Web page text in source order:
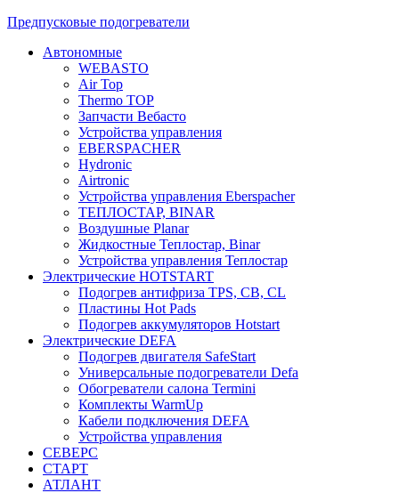
Предпусковые подогреватели
Автономные
WEBASTO
Air Top
Thermo TOP
Запчасти Вебасто
Устройства управления
EBERSPACHER
Hydronic
Airtronic
Устройства управления Eberspacher
ТЕПЛОСТАР, BINAR
Воздушные Planar
Жидкостные Теплостар, Binar
Устройства управления Теплостар
Электрические HOTSTART
Подогрев антифриза TPS, CB, CL
Пластины Hot Pads
Подогрев аккумуляторов Hotstart
Электрические DEFA
Подогрев двигателя SafeStart
Универсальные подогреватели Defa
Обогреватели салона Termini
Комплекты WarmUp
Кабели подключения DEFA
Устройства управления
СЕВЕРС
СТАРТ
АТЛАНТ